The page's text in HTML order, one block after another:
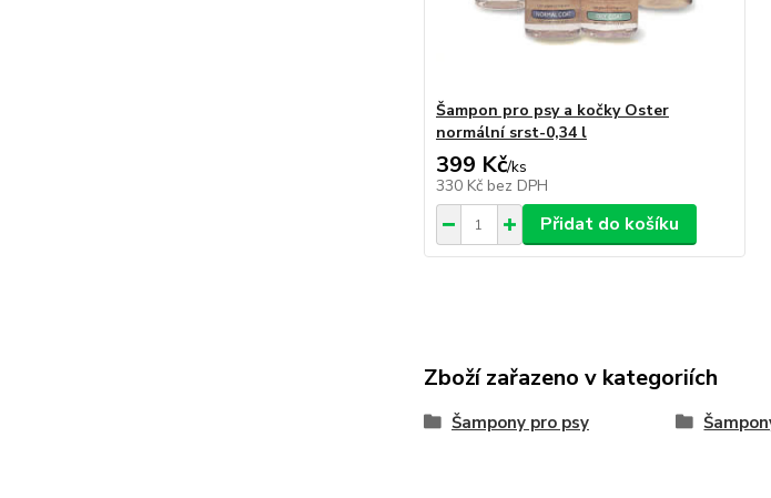
Šampon pro psy a kočky Oster
normální srst-0,34 l
399 Kč/ks
330 Kč bez DPH
Přidat do košíku
Zboží zařazeno v kategoriích
Šampony pro psy